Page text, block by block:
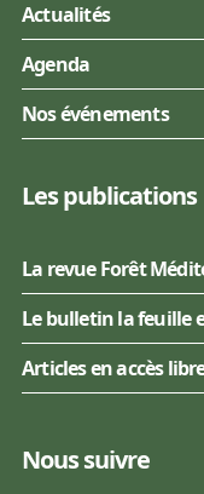
Actualités
Agenda
Nos événements
Les publications
La revue Forêt
Le bulletin la feuille
Articles en accès
Nous suivre